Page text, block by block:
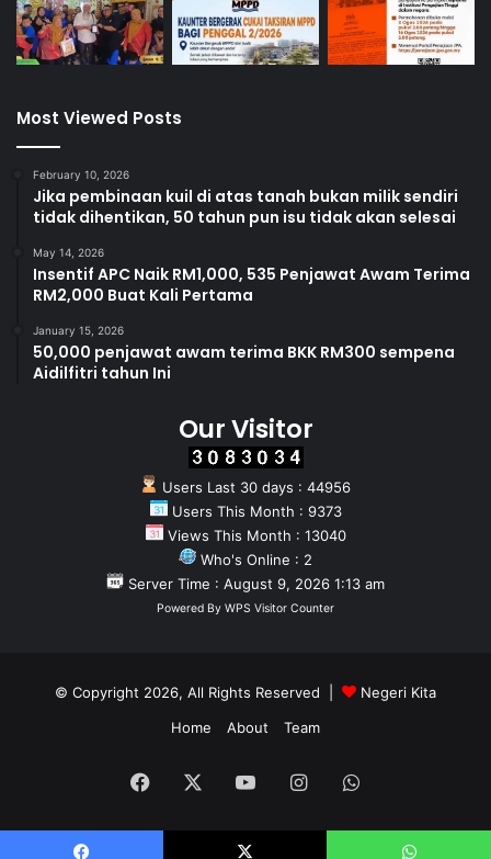
Most Viewed Posts
February 10, 2026
Jika pembinaan kuil di atas tanah bukan milik sendiri
tidak dihentikan, 50 tahun pun isu tidak akan selesai
May 14, 2026
Insentif APC Naik RM1,000, 535 Penjawat Awam Terima
RM2,000 Buat Kali Pertama
January 15, 2026
50,000 penjawat awam terima BKK RM300 sempena
Aidilfitri tahun Ini
Our Visitor
Users Last 30 days : 44956
Users This Month : 9373
Views This Month : 13040
Who's Online : 2
Server Time : August 9, 2026 1:13 am
Powered By WPS Visitor Counter
© Copyright 2026, All Rights Reserved |
Negeri Kita
Home
About Team
Facebook YouTubeInstagramWhatsApp